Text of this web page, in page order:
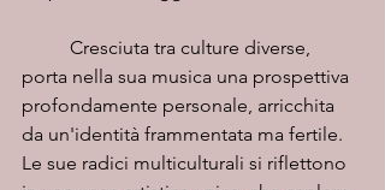
porta nella sua musica una prospettiva
profondamente personale, arricchita
da un'identità frammentata ma fertile.
Le sue radici multiculturali si riflettono